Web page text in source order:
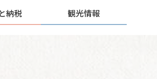
納税 観光情報